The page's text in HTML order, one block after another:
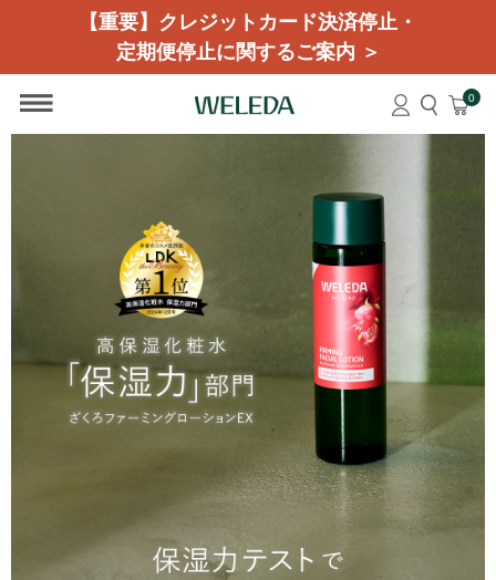
【重要】クレジットカード決済停止・
定期便停止に関するご案内 ＞
0